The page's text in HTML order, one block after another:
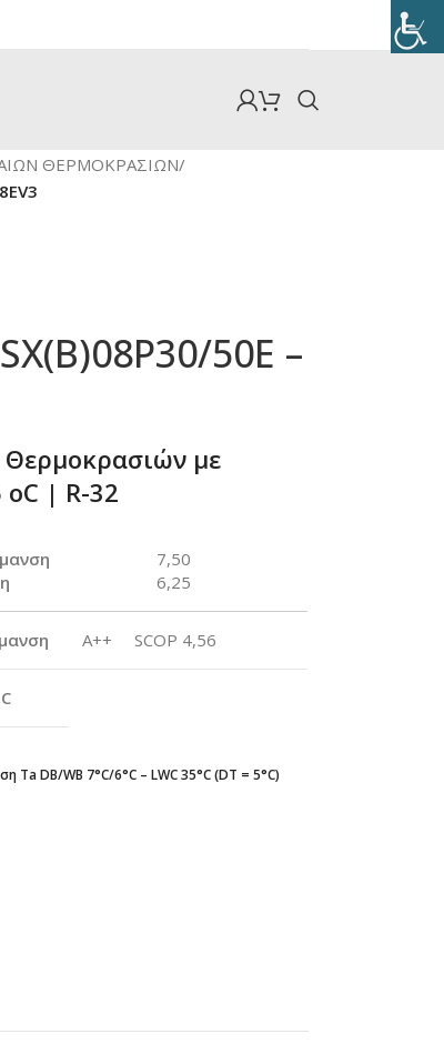
ΘΕΡΜΟΚΡΑΣΙΩΝ/
50E –
με
oC | R-32
7,50
6,25
A++ SCOP 4,56
Ta DB/WB 7°C/6°C – LWC 35°C (DT = 5°C)